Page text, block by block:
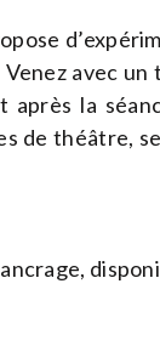
avec
après la
de théâtre,